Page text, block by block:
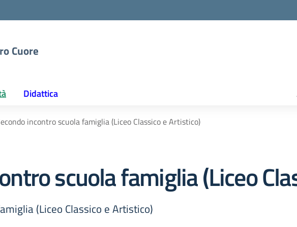
Cuore
Didattica
incontro scuola famiglia (Liceo Classico e Artistico)
scuola famiglia (Liceo
(Liceo Classico e Artistico)